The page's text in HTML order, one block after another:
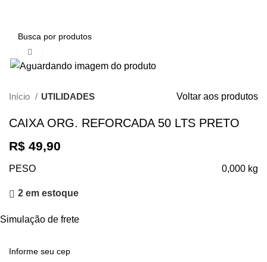
Início UTILIDADES Voltar aos produtos
CAIXA ORG. REFORCADA 50 LTS PRETO
R$ 49,90
PESO 0,000 kg
2 em estoque
Simulação de frete